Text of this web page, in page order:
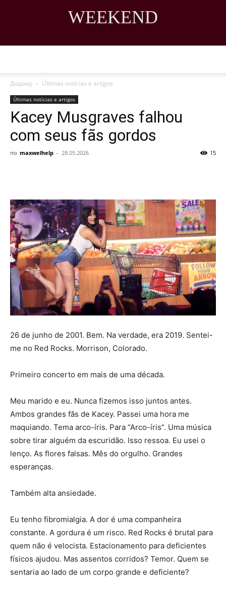
WEEKEND
Додому Últimas notícias e artigos
Últimas notícias e artigos
Kacey Musgraves falhou
com seus fãs gordos
по maxwelhelp - 28.05.2026 15
26 de junho de 2001. Bem. Na verdade, era 2019. Sentei-
me no Red Rocks. Morrison, Colorado.
Primeiro concerto em mais de uma década.
Meu marido e eu. Nunca fizemos isso juntos antes.
Ambos grandes fãs de Kacey. Passei uma hora me
maquiando. Tema arco-íris. Para “Arco-íris”. Uma música
sobre tirar alguém da escuridão. Isso ressoa. Eu usei o
lenço. As flores falsas. Mês do orgulho. Grandes
esperanças.
Também alta ansiedade.
Eu tenho fibromialgia. A dor é uma companheira
constante. A gordura é um risco. Red Rocks é brutal para
quem não é velocista. Estacionamento para deficientes
físicos ajudou. Mas assentos corridos? Temor. Quem se
sentaria ao lado de um corpo grande e deficiente?